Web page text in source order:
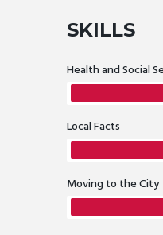
SKILLS
Health and Social
Local Facts
Moving to the City